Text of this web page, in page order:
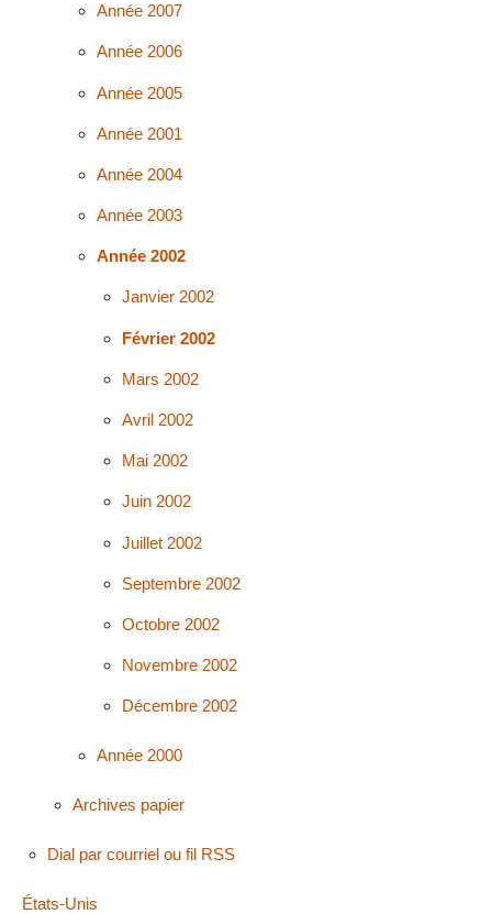
Année 2007
Année 2006
Année 2005
Année 2001
Année 2004
Année 2003
Année 2002
Janvier 2002
Février 2002
Mars 2002
Avril 2002
Mai 2002
Juin 2002
Juillet 2002
Septembre 2002
Octobre 2002
Novembre 2002
Décembre 2002
Année 2000
Archives papier
Dial par courriel ou fil RSS
États-Unis